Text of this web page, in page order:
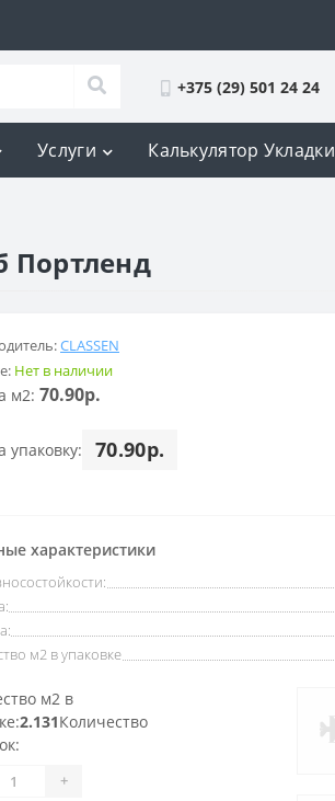
+375 (29) 501 24 24
Услуги Калькулятор Укладки
Портленд
CLASSEN
Нет в наличии
м2: 70.90р.
упаковку: 70.90р.
характеристики
м2 в упаковке
м2 в
2.131Количество
+